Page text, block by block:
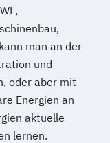
man an der
und
oder aber mit
Energien an
aktuelle
lernen.